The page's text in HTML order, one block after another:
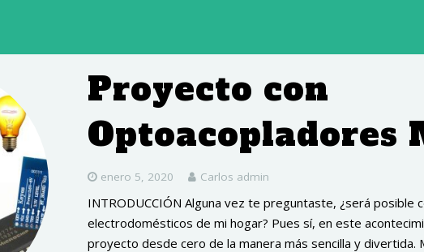
Proyecto con
Optoacopladores
enero 5, 2020 Carlos admin
INTRODUCCIÓN Alguna vez te preguntaste, ¿será
electrodomésticos de mi hogar? Pues sí, en este
proyecto desde cero de la manera más sencilla y divertida.